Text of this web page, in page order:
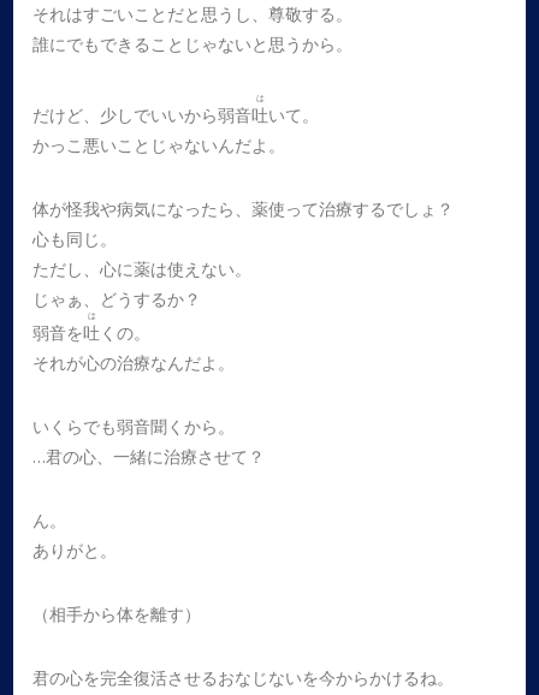
それはすごいことだと思うし、尊敬する。
誰にでもできることじゃないと思うから。
だけど、少しでいいから弱音吐
は
いて。
かっこ悪いことじゃないんだよ。
体が怪我や病気になったら、薬使って治療するでしょ？
心も同じ。
ただし、心に薬は使えない。
じゃぁ、どうするか？
弱音を吐
は
くの。
それが心の治療なんだよ。
いくらでも弱音聞くから。
…君の心、一緒に治療させて？
ん。
ありがと。
（相手から体を離す）
君の心を完全復活させるおなじないを今からかけるね。